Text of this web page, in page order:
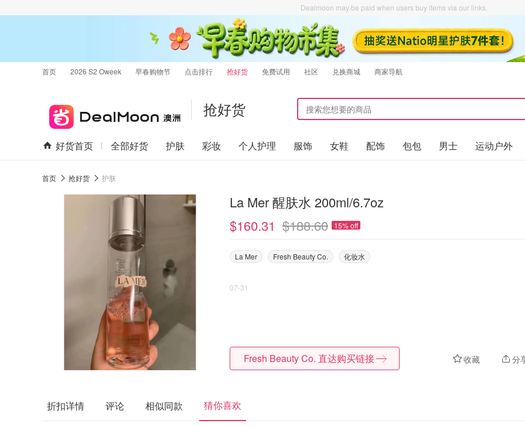
Dealmoon may be paid when users buy items via our links.
首页 2026 S2 Oweek 早春购物节 点击排行 抢好货 免费试用 社区 兑换商城 商家导航
抢好货
好货首页 全部好货 护肤 彩妆 个人护理 服饰 女鞋 配饰 包包 男士 运动户外
首页 抢好货 护肤
La Mer 醒肤水 200ml/6.7oz
$160.31 $188.60 15% off
La Mer Fresh Beauty Co. 化妆水
07-31
收藏 分
Fresh Beauty Co. 直达购买链接
折扣详情 评论 相似同款 猜你喜欢